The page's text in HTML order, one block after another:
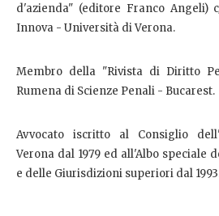
d'azienda" (editore Franco Angeli)
Innova - Università di Verona.
Membro della "Rivista di Diritto
Rumena di Scienze Penali - Bucarest.
Avvocato iscritto al Consiglio
Verona dal 1979 ed all'Albo speciale
e delle Giurisdizioni superiori dal